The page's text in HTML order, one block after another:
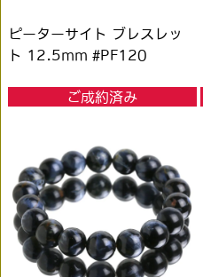
ピーターサイト ブレスレッ
ト 12.5mm #PF120
ご成約済み